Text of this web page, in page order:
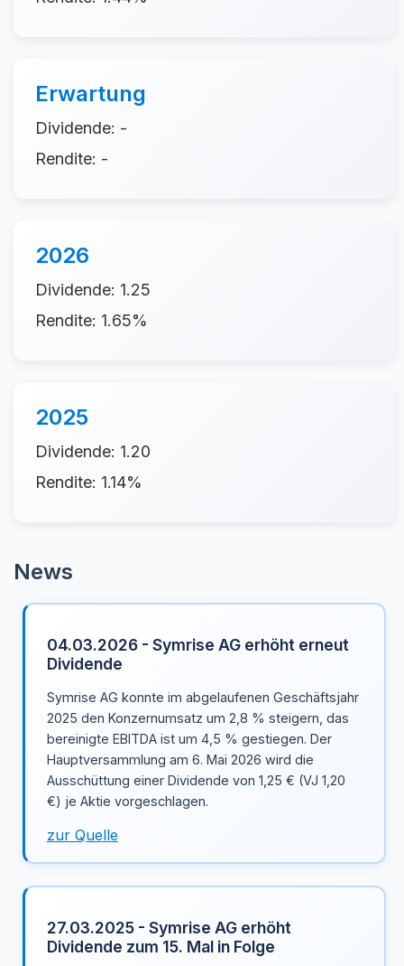
Erwartung
Dividende: -
Rendite: -
2026
Dividende: 1.25
Rendite: 1.65%
2025
Dividende: 1.20
Rendite: 1.14%
News
04.03.2026 - Symrise AG erhöht erneut
Dividende
Symrise AG konnte im abgelaufenen Geschäftsjahr
2025 den Konzernumsatz um 2,8 % steigern, das
bereinigte EBITDA ist um 4,5 % gestiegen. Der
Hauptversammlung am 6. Mai 2026 wird die
Ausschüttung einer Dividende von 1,25 € (VJ 1,20
€) je Aktie vorgeschlagen.
zur Quelle
27.03.2025 - Symrise AG erhöht
Dividende zum 15. Mal in Folge